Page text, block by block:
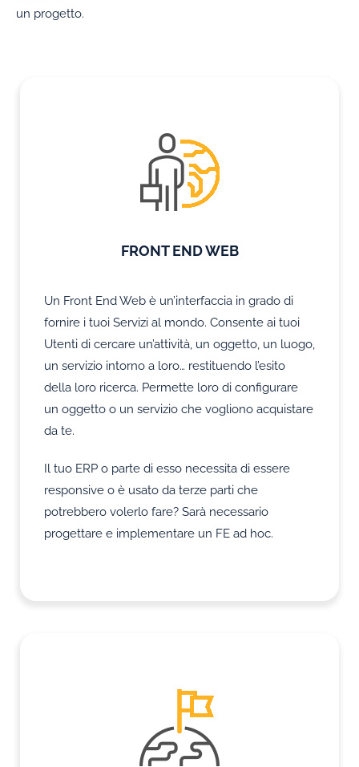
un progetto.
FRONT END WEB
Un Front End Web è un’interfaccia in grado di
fornire i tuoi Servizi al mondo. Consente ai tuoi
Utenti di cercare un’attività, un oggetto, un luogo,
un servizio intorno a loro… restituendo l’esito
della loro ricerca. Permette loro di configurare
un oggetto o un servizio che vogliono acquistare
da te.
Il tuo ERP o parte di esso necessita di essere
responsive o è usato da terze parti che
potrebbero volerlo fare? Sarà necessario
progettare e implementare un FE ad hoc.